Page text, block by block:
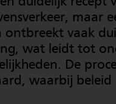
maar
ontbreekt vaak
wat leidt tot
De
waarbij